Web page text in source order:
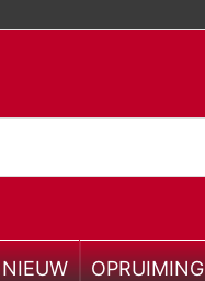
NIEUW OPRUIMING